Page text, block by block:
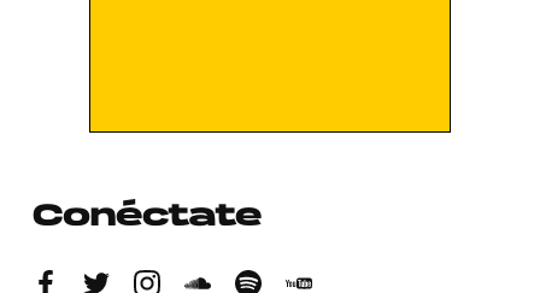
Conéctate